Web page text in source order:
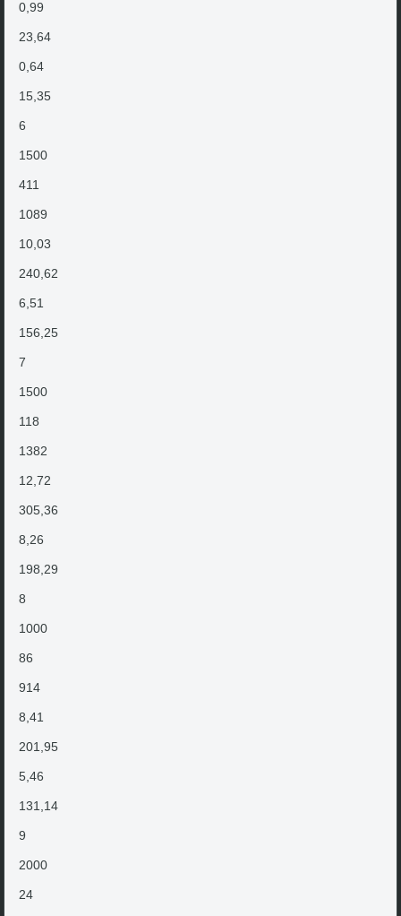
0,99
23,64
0,64
15,35
6
1500
411
1089
10,03
240,62
6,51
156,25
7
1500
118
1382
12,72
305,36
8,26
198,29
8
1000
86
914
8,41
201,95
5,46
131,14
9
2000
24